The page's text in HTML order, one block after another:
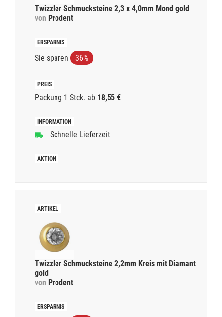
Twizzler Schmucksteine 2,3 x 4,0mm Mond gold
von Prodent
Sie sparen 36%
Packung 1 Stck. ab 18,55 €
Schnelle Lieferzeit
Twizzler Schmucksteine 2,2mm Kreis mit Diamant
gold
von Prodent